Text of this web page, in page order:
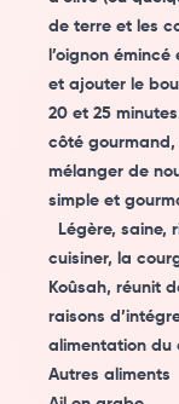
de terre et les
l’oignon
et ajouter le
20 et 25
côté gourmand,
mélanger de
simple et
Légère, saine,
cuisiner, la
Koûsah, réunit
raisons
alimentation du
Autres aliments